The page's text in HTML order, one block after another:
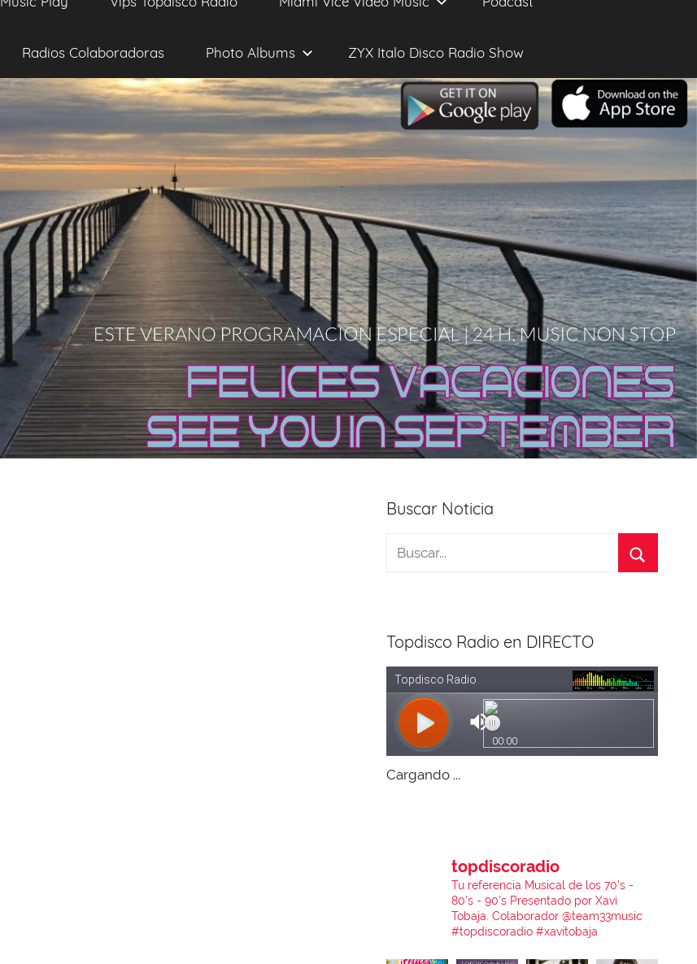
Radios Colaboradoras Photo Albums ZYX Italo Disco Radio Show
Buscar Noticia
Topdisco Radio en DIRECTO
Cargando ...
topdiscoradio
Tu referencia Musical de los 70's -
80's - 90's Presentado por Xavi
Tobaja.Colaborador @team33music
#topdiscoradio #xavitobaja